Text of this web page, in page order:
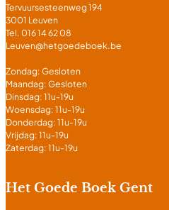
Tervuursesteenweg 194
3001 Leuven
Tel. 016 14 62 08
Leuven@hetgoedeboek.be
Zondag: Gesloten
Maandag: Gesloten
Dinsdag: 11u-19u
Woensdag: 11u-19u
Donderdag: 11u-19u
Vrijdag: 11u-19u
Zaterdag: 11u-19u
Het Goede Boek Gent